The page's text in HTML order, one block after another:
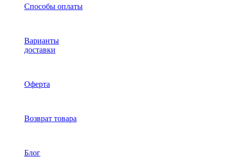
Способы оплаты
Варианты
доставки
Оферта
Возврат товара
Блог